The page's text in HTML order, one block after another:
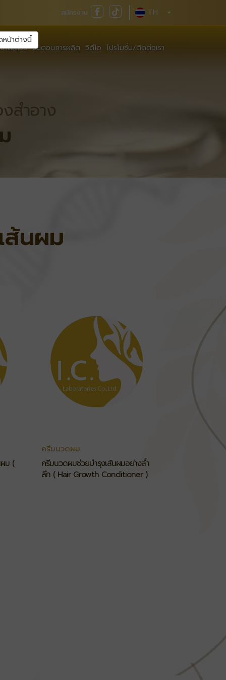
สมัครงาน TH
เทสเตอร์ ขั้นตอนการผลิต วิดีโอ โปรโมชั่น/ติดต่อเรา
สำอาง
ส้นผม
ม (
ครีมนวดผม
ครีมนวดผมช่วยบำรุงเส้นผมอย่างล้ำ
ลึก ( Hair Growth Conditioner )
หน้าต่างนี้